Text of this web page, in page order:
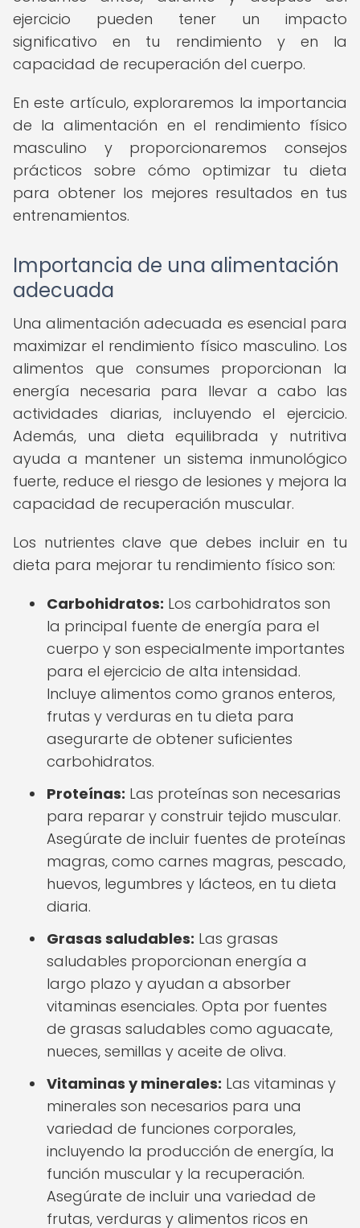
ejercicio pueden tener un impacto
significativo en tu rendimiento y en la
capacidad de recuperación del cuerpo.
En este artículo, exploraremos la importancia
de la alimentación en el rendimiento físico
masculino y proporcionaremos consejos
prácticos sobre cómo optimizar tu dieta
para obtener los mejores resultados en tus
entrenamientos.
Importancia de una alimentación
adecuada
Una alimentación adecuada es esencial para
maximizar el rendimiento físico masculino. Los
alimentos que consumes proporcionan la
energía necesaria para llevar a cabo las
actividades diarias, incluyendo el ejercicio.
Además, una dieta equilibrada y nutritiva
ayuda a mantener un sistema inmunológico
fuerte, reduce el riesgo de lesiones y mejora la
capacidad de recuperación muscular.
Los nutrientes clave que debes incluir en tu
dieta para mejorar tu rendimiento físico son:
Carbohidratos: Los carbohidratos son
la principal fuente de energía para el
cuerpo y son especialmente importantes
para el ejercicio de alta intensidad.
Incluye alimentos como granos enteros,
frutas y verduras en tu dieta para
asegurarte de obtener suficientes
carbohidratos.
Proteínas: Las proteínas son necesarias
para reparar y construir tejido muscular.
Asegúrate de incluir fuentes de proteínas
magras, como carnes magras, pescado,
huevos, legumbres y lácteos, en tu dieta
diaria.
Grasas saludables: Las grasas
saludables proporcionan energía a
largo plazo y ayudan a absorber
vitaminas esenciales. Opta por fuentes
de grasas saludables como aguacate,
nueces, semillas y aceite de oliva.
Vitaminas y minerales: Las vitaminas y
minerales son necesarios para una
variedad de funciones corporales,
incluyendo la producción de energía, la
función muscular y la recuperación.
Asegúrate de incluir una variedad de
frutas, verduras y alimentos ricos en